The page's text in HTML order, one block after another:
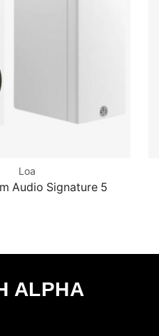
Loa
Audio Signature 5
ALPHA